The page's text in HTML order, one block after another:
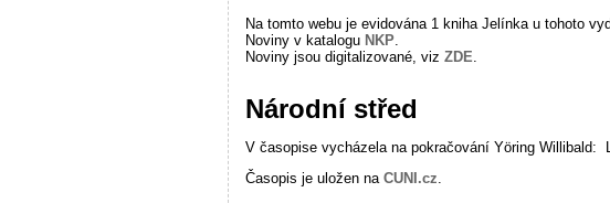
Na tomto webu je evidována 1 kniha Jelínka u tohoto
Noviny v katalogu NKP.
Noviny jsou digitalizované, viz ZDE
Národní střed
V časopise vycházela na pokračování Yöring
Časopis je uložen na CUNI.cz.